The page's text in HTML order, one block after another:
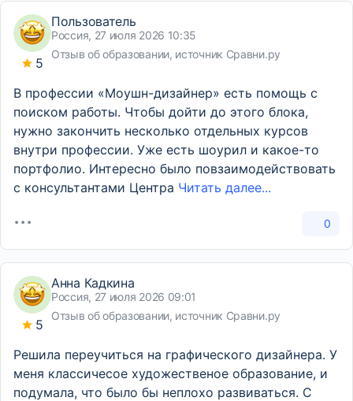
5
Пользователь
Россия, 27 июля 2026 10:35
Отзыв об образовании, источник Сравни.ру
В профессии «Моушн-дизайнер» есть помощь с
поиском работы. Чтобы дойти до этого блока,
нужно закончить несколько отдельных курсов
внутри профессии. Уже есть шоурил и какое-то
портфолио. Интересно было повзаимодействовать
с консультантами Центра Читать далее...
0
5
Анна Кадкина
Россия, 27 июля 2026 09:01
Отзыв об образовании, источник Сравни.ру
Решила переучиться на графического дизайнера. У
меня классичесое художественое образование, и
подумала, что было бы неплохо развиваться. С